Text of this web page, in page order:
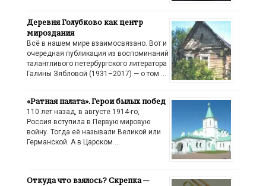
Деревня Голубково как центр
мироздания
Всё в нашем мире взаимосвязано. Вот и
очередная публикация из воспоминаний
талантливого петербургского литератора
Галины Зябловой (1931–2017) — о том …
«Ратная палата». Герои былых побед
110 лет назад, в августе 1914-го,
Россия вступила в Первую мировую
войну. Тогда её называли Великой или
Германской. А в Царском …
Откуда что взялось? Скрепка —